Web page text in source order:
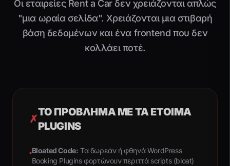
Οι εταιρείες Rent a Car δεν χρειάζονται απλώς
"μια ωραία σελίδα". Χρειάζονται μια στιβαρή
βάση δεδομένων και ένα frontend που δεν
κολλάει ποτέ.
✗
ΤΟ ΠΡΌΒΛΗΜΑ ΜΕ ΤΑ ΈΤΟΙΜΑ
PLUGINS
▪Bloated Code: Τα δωρεάν ή φθηνά WordPress
Booking Plugins φορτώνουν περιττά scripts (bloat)